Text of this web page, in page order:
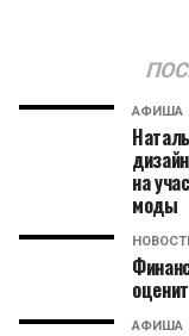
АФИША
на
моды
АФИША